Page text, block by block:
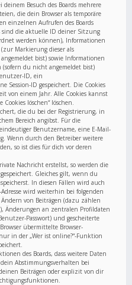
Besuch des Boards mehrere
die dein Browser als temporäre
einzelnen Aufrufen des Boards
sind die aktuelle ID deiner Sitzung
werden können), Informationen
Markierung dieser als
bist) sowie Informationen
du nicht angemeldet bist)
ID, ein
Session-ID gespeichert. Die Cookies
von einem Jahr. Alle Cookies kannst
löschen“ löschen.
die du bei der Registrierung, in
Bereich angibst. Für die
Benutzername, eine E-Mail-
Wenn durch den Betreiber weitere
so ist dies für dich vor deren
Nachricht erstellst, so werden die
Gleiches gilt, wenn du
In diesen Fällen wird auch
Adresse wird weiterhin bei folgenden
von Beiträgen (dazu zählen
Änderungen an zentralen Profildaten
Passwort) und gescheiterte
übermittelte Browser-
in der „Wer ist online?“-Funktion
des Boards, dass weitere Daten
Abstimmungsverhalten bei
Beiträgen oder explizit von dir